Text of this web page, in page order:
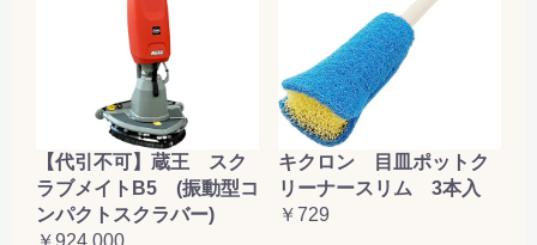
【代引不可】蔵王 スク
ラブメイトB5 (振動型コ
ンパクトスクラバー)
￥924,000
キクロン 目皿ポットク
リーナースリム 3本入
￥729